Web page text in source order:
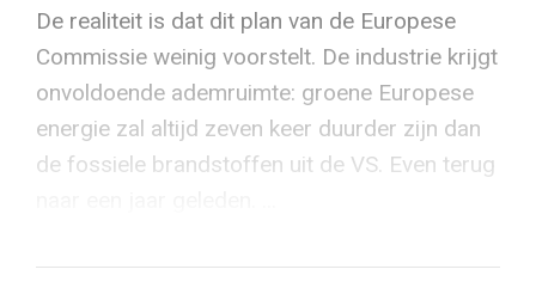
De realiteit is dat dit plan van de Europese
Commissie weinig voorstelt. De industrie krijgt
onvoldoende ademruimte: groene Europese
energie zal altijd zeven keer duurder zijn dan
de fossiele brandstoffen uit de VS. Even terug